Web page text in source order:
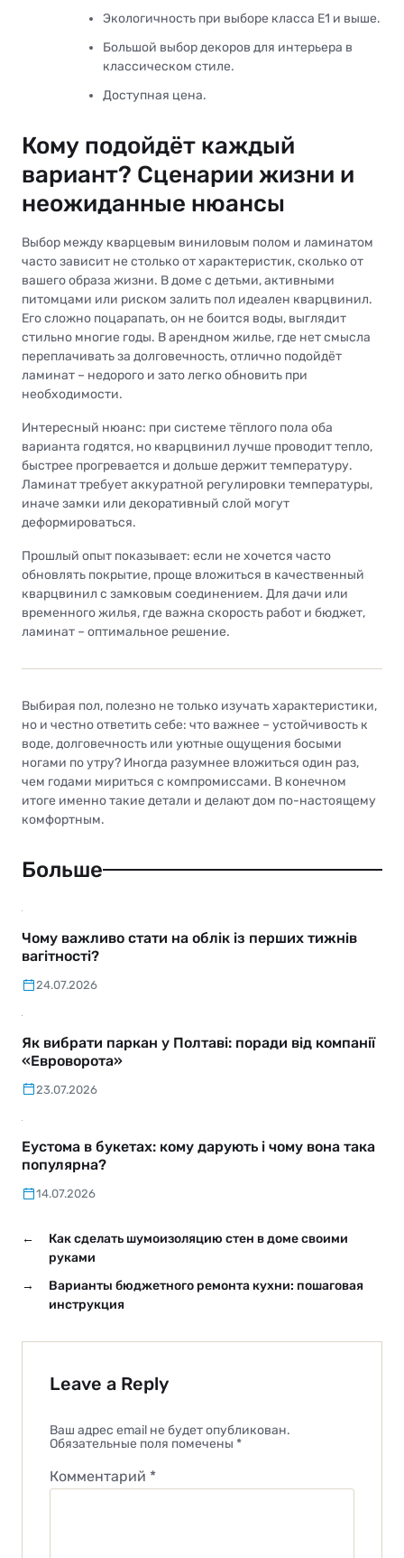
Экологичность при выборе класса Е1 и выше.
Большой выбор декоров для интерьера в
классическом стиле.
Доступная цена.
Кому подойдёт каждый
вариант? Сценарии жизни и
неожиданные нюансы
Выбор между кварцевым виниловым полом и ламинатом
часто зависит не столько от характеристик, сколько от
вашего образа жизни. В доме с детьми, активными
питомцами или риском залить пол идеален кварцвинил.
Его сложно поцарапать, он не боится воды, выглядит
стильно многие годы. В арендном жилье, где нет смысла
переплачивать за долговечность, отлично подойдёт
ламинат – недорого и зато легко обновить при
необходимости.
Интересный нюанс: при системе тёплого пола оба
варианта годятся, но кварцвинил лучше проводит тепло,
быстрее прогревается и дольше держит температуру.
Ламинат требует аккуратной регулировки температуры,
иначе замки или декоративный слой могут
деформироваться.
Прошлый опыт показывает: если не хочется часто
обновлять покрытие, проще вложиться в качественный
кварцвинил с замковым соединением. Для дачи или
временного жилья, где важна скорость работ и бюджет,
ламинат – оптимальное решение.
Выбирая пол, полезно не только изучать характеристики,
но и честно ответить себе: что важнее – устойчивость к
воде, долговечность или уютные ощущения босыми
ногами по утру? Иногда разумнее вложиться один раз,
чем годами мириться с компромиссами. В конечном
итоге именно такие детали и делают дом по-настоящему
комфортным.
Больше
Чому важливо стати на облік із перших тижнів
вагітності?
24.07.2026
Як вибрати паркан у Полтаві: поради від компанії
«Евроворота»
23.07.2026
Еустома в букетах: кому дарують і чому вона така
популярна?
14.07.2026
←
Как сделать шумоизоляцию стен в доме своими
руками
→
Варианты бюджетного ремонта кухни: пошаговая
инструкция
Leave a Reply
Ваш адрес email не будет опубликован.
Обязательные поля помечены *
Комментарий *